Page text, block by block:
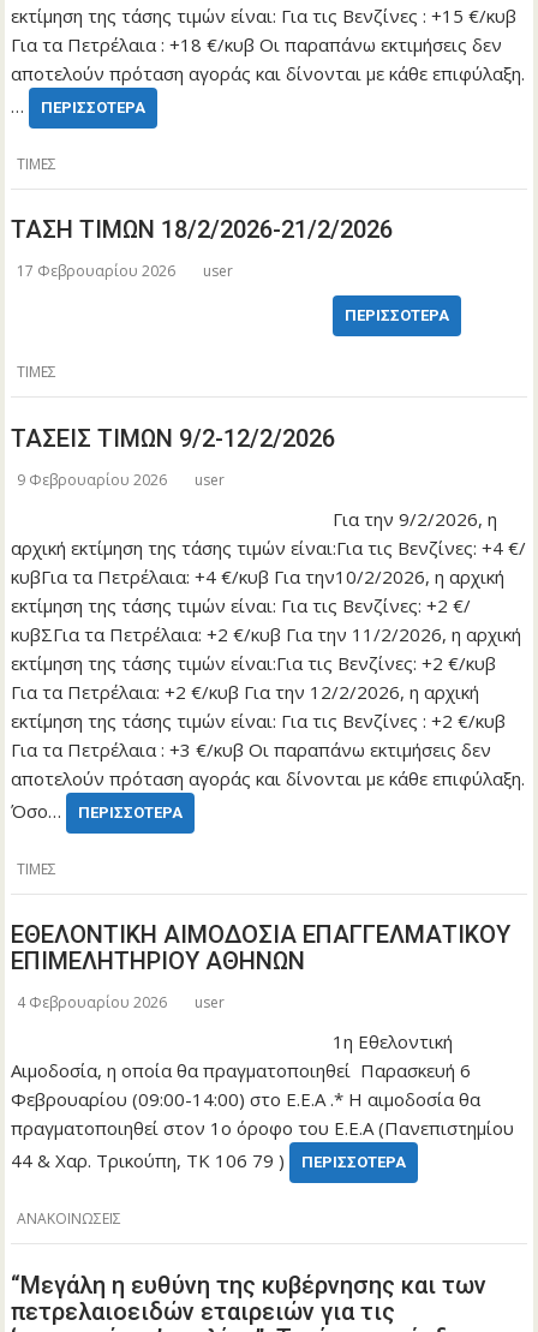
εκτίμηση της τάσης τιμών είναι: Για τις Βενζίνες : +15 €/κυβ
Για τα Πετρέλαια : +18 €/κυβ Οι παραπάνω εκτιμήσεις δεν
αποτελούν πρόταση αγοράς και δίνονται με κάθε επιφύλαξη.
…
ΠΕΡΙΣΣΌΤΕΡΑ
ΤΙΜΕΣ
ΤΑΣΗ ΤΙΜΩΝ 18/2/2026-21/2/2026
17 Φεβρουαρίου 2026 user
ΠΕΡΙΣΣΌΤΕΡΑ
ΤΙΜΕΣ
ΤΑΣΕΙΣ ΤΙΜΩΝ 9/2-12/2/2026
9 Φεβρουαρίου 2026 user
Για την 9/2/2026, η
αρχική εκτίμηση της τάσης τιμών είναι:Για τις Βενζίνες: +4 €/
κυβΓια τα Πετρέλαια: +4 €/κυβ Για την10/2/2026, η αρχική
εκτίμηση της τάσης τιμών είναι: Για τις Βενζίνες: +2 €/
κυβΣΓια τα Πετρέλαια: +2 €/κυβ Για την 11/2/2026, η αρχική
εκτίμηση της τάσης τιμών είναι:Για τις Βενζίνες: +2 €/κυβ
Για τα Πετρέλαια: +2 €/κυβ Για την 12/2/2026, η αρχική
εκτίμηση της τάσης τιμών είναι: Για τις Βενζίνες : +2 €/κυβ
Για τα Πετρέλαια : +3 €/κυβ Οι παραπάνω εκτιμήσεις δεν
αποτελούν πρόταση αγοράς και δίνονται με κάθε επιφύλαξη.
Όσο…
ΠΕΡΙΣΣΌΤΕΡΑ
ΤΙΜΕΣ
ΕΘΕΛΟΝΤΙΚΗ ΑΙΜΟΔΟΣΙΑ ΕΠΑΓΓΕΛΜΑΤΙΚΟΥ
ΕΠΙΜΕΛΗΤΗΡΙΟΥ ΑΘΗΝΩΝ
4 Φεβρουαρίου 2026 user
1η Εθελοντική
Αιμοδοσία, η οποία θα πραγματοποιηθεί Παρασκευή 6
Φεβρουαρίου (09:00-14:00) στο Ε.Ε.Α .* Η αιμοδοσία θα
πραγματοποιηθεί στον 1ο όροφο του Ε.Ε.Α (Πανεπιστημίου
44 & Χαρ. Τρικούπη, ΤΚ 106 79 )
ΠΕΡΙΣΣΌΤΕΡΑ
ΑΝΑΚΟΙΝΩΣΕΙΣ
“Μεγάλη η ευθύνη της κυβέρνησης και των
πετρελαιοειδών εταιρειών για τις